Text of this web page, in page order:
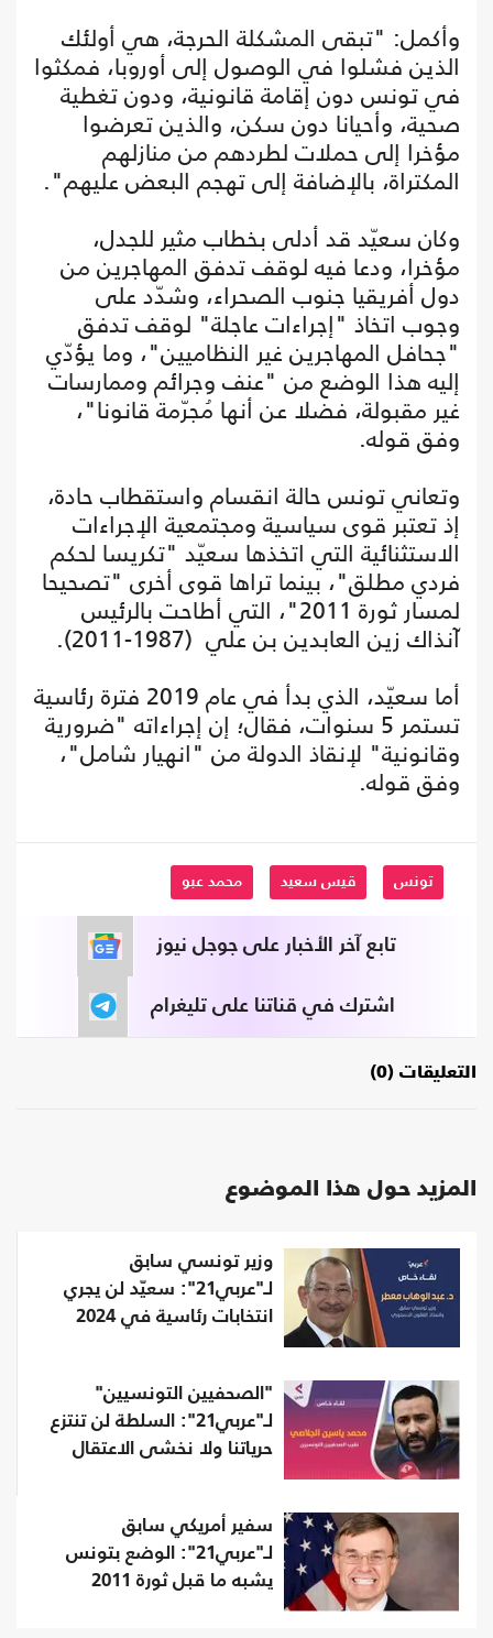
وأكمل: "تبقى المشكلة الحرجة، هي أولئك
الذين فشلوا في الوصول إلى أوروبا، فمكثوا
في تونس دون إقامة قانونية، ودون تغطية
صحية، وأحيانا دون سكن، والذين تعرضوا
مؤخرا إلى حملات لطردهم من منازلهم
المكتراة، بالإضافة إلى تهجم البعض عليهم".
وكان سعيّد قد أدلى بخطاب مثير للجدل،
مؤخرا، ودعا فيه لوقف تدفق المهاجرين من
دول أفريقيا جنوب الصحراء، وشدّد على
وجوب اتخاذ "إجراءات عاجلة" لوقف تدفق
"جحافل المهاجرين غير النظاميين"، وما يؤدّي
إليه هذا الوضع من "عنف وجرائم وممارسات
غير مقبولة، فضلا عن أنها مُجرّمة قانونا"،
وفق قوله.
وتعاني تونس حالة انقسام واستقطاب حادة،
إذ تعتبر قوى سياسية ومجتمعية الإجراءات
الاستثنائية التي اتخذها سعيّد "تكريسا لحكم
فردي مطلق"، بينما تراها قوى أخرى "تصحيحا
لمسار ثورة 2011"، التي أطاحت بالرئيس
آنذاك زين العابدين بن علي (1987-2011).
أما سعيّد، الذي بدأ في عام 2019 فترة رئاسية
تستمر 5 سنوات، فقال؛ إن إجراءاته "ضرورية
وقانونية" لإنقاذ الدولة من "انهيار شامل"،
وفق قوله.
تونس قيس سعيد محمد عبو
تابع آخر الأخبار على جوجل نيوز
اشترك في قناتنا على تليغرام
التعليقات (0)
المزيد حول هذا الموضوع
وزير تونسي سابق
لـ"عربي21": سعيّد لن يجري
انتخابات رئاسية في 2024
"الصحفيين التونسيين"
لـ"عربي21": السلطة لن تنتزع
حرياتنا ولا نخشى الاعتقال
سفير أمريكي سابق
لـ"عربي21": الوضع بتونس
يشبه ما قبل ثورة 2011